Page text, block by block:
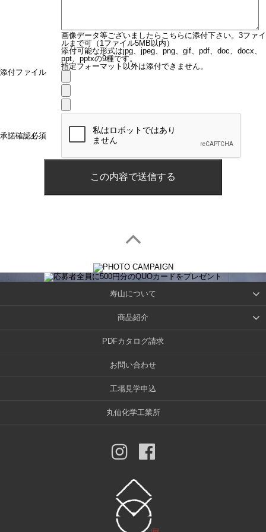
添付ファイル
画像データ等ございましたらこちらに添付下さい。3ファイ
ルまで可（1ファイル5MB以内）
添付可能な形式はjpg、jpeg、png、gif、pdf、doc、docx、
ppt、pptxの9種です。
指定フォーマット以外は添付できません。
承諾確認必須
寿山について
商品紹介
PDFカタログ請求
お問い合わせ
工場見学申込
丸仙化学工業所